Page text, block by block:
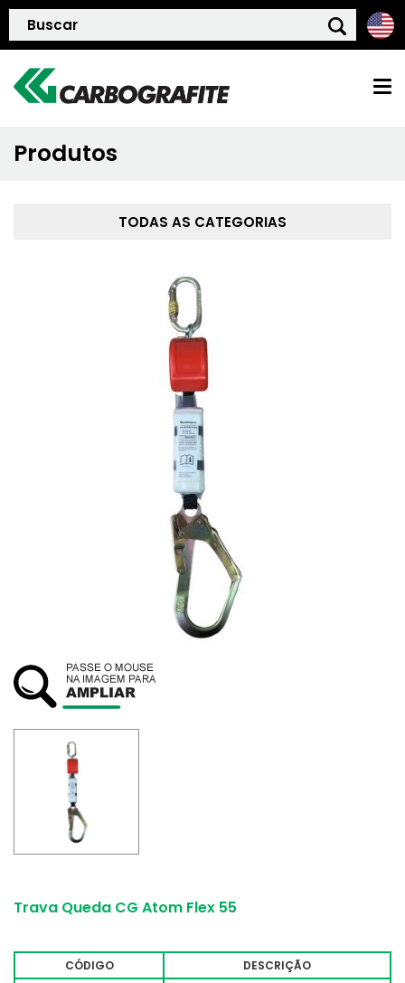
QUEM SOMOS
POLÍTICA DE QUALIDADE
PRODUTOS
BLOG
SUSTENTABILIDADE
ATENDIMENTO
Produtos
TODAS AS CATEGORIAS
Trava Queda CG Atom Flex 55
CÓDIGO
DESCRIÇÃO